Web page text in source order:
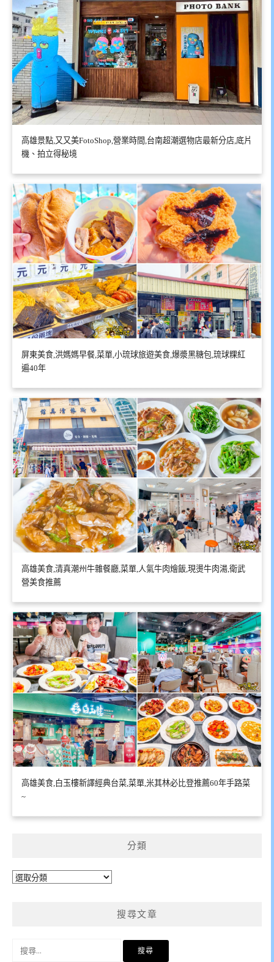
高雄景點,又又美FotoShop,營業時間,台南超潮選物店最新分店,底片
機、拍立得秘境
屏東美食,洪媽媽早餐,菜單,小琉球旅遊美食,爆漿黑糖包,琉球粿紅
遍40年
高雄美食,清真潮州牛雜餐廳,菜單,人氣牛肉燴飯,現燙牛肉湯,衛武
營美食推薦
高雄美食,白玉樓新譯經典台菜,菜單,米其林必比登推薦60年手路菜
~
分類
分
搜尋文章